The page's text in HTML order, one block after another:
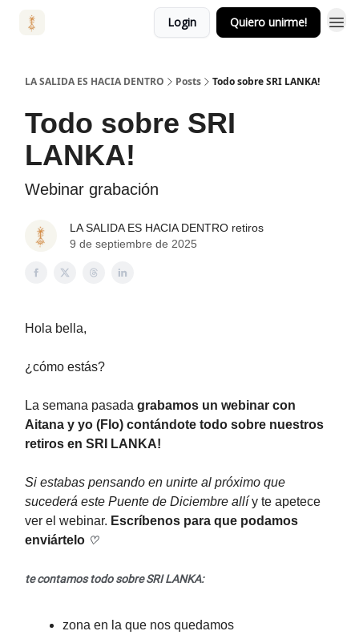
Login Quiero unirme!
LA SALIDA ES HACIA DENTRO Posts Todo sobre SRI LANKA!
Todo sobre SRI
LANKA!
Webinar grabación
LA SALIDA ES HACIA DENTRO retiros
9 de septiembre de 2025
Hola bella,
¿cómo estás?
La semana pasada grabamos un webinar con
Aitana y yo (Flo) contándote todo sobre nuestros
retiros en SRI LANKA!
Si estabas pensando en unirte al próximo que
sucederá este Puente de Diciembre allíy te apetece
ver el webinar. Escríbenos para que podamos
enviártelo ♡
te contamos todo sobre SRI LANKA:
zona en la que nos quedamos